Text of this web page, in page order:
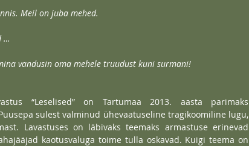
Meil on juba mehed.
…
vandusin oma mehele truudust kuni surmani!
“Leselised” on Tartumaa 2013. aasta parimaks
sulest valminud ühevaatuseline tragikoomiline lugu,
Lavastuses on läbivaks teemaks armastuse erinevad
kaotusvaluga toime tulla oskavad. Kuigi teema on